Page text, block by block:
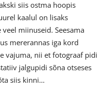
siis ostma hoopis
kaalul on lisaks
miinuseid. Seesama
mererannas iga kord
vajuma, nii et fotograaf pidi
jalgupidi sõna otseses
siis kinni…